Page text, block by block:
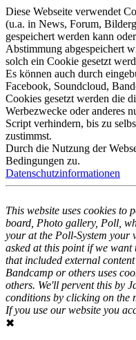
Diese Webseite verwendet
(u.a. in News, Forum,
gespeichert werden kann
Abstimmung abgespeichert
solch ein Cookie gesetzt
Es können auch durch
Facebook, Soundcloud,
Cookies gesetzt werden die
Werbezwecke oder anderes
Script verhindern, bis zu
zustimmst.
Durch die Nutzung der
Bedingungen zu.
Datenschutzinformationen
This website uses cookies to
board, Photo gallery, Poll,
your at the Poll-System your
asked at this point if we
that included external
Bandcamp or others uses
others. We'll pervent this by
conditions by clicking on the
If you use our website you
✖